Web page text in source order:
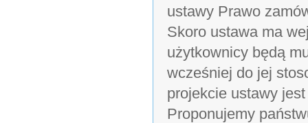
ustawy Prawo
Skoro ustawa ma
użytkownicy będą
wcześniej do jej
projekcie ustawy
Proponujemy